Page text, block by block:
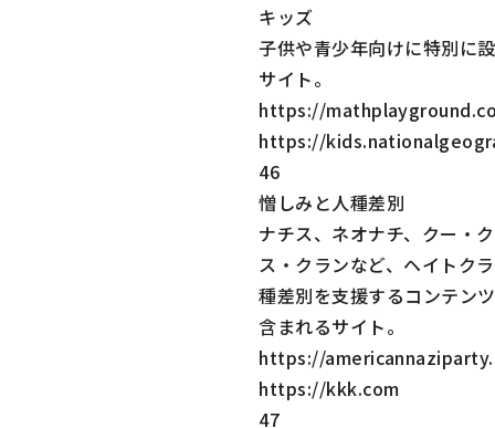
キッズ
子供や青少年向けに特別に
サイト。
https://
https://
46
憎しみと人種差別
ナチス、ネオナチ、クー・
ス・クランなど、ヘイトク
種差別を支援するコンテン
含まれるサイト。
https://
https://kkk.com
47